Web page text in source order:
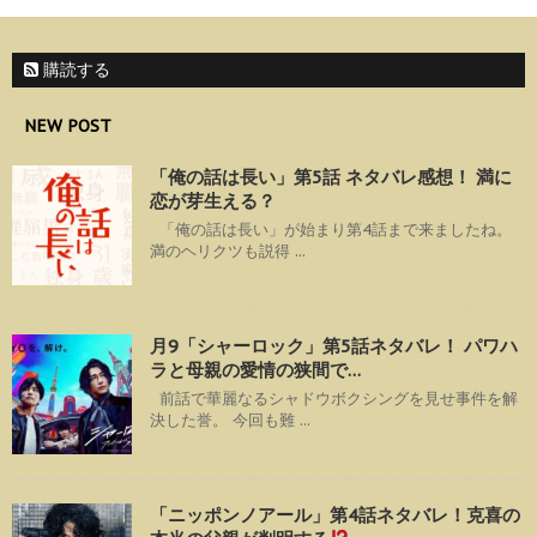
購読する
NEW POST
「俺の話は長い」第5話 ネタバレ感想！ 満に
恋が芽生える？
「俺の話は長い」が始まり第4話まで来ましたね。
満のヘリクツも説得 ...
月9「シャーロック」第5話ネタバレ！ パワハ
ラと母親の愛情の狭間で…
前話で華麗なるシャドウボクシングを見せ事件を解
決した誉。 今回も難 ...
「ニッポンノアール」第4話ネタバレ！克喜の